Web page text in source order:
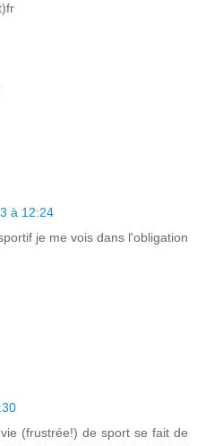
à 12:24
je me vois dans l'obligation
(frustrée!) de sport se fait de